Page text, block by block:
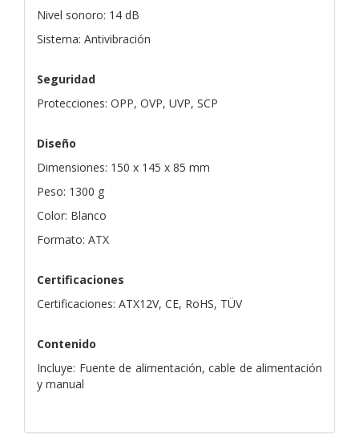
Nivel sonoro: 14 dB
Sistema: Antivibración
Seguridad
Protecciones: OPP, OVP, UVP, SCP
Diseño
Dimensiones: 150 x 145 x 85 mm
Peso: 1300 g
Color: Blanco
Formato: ATX
Certificaciones
Certificaciones: ATX12V, CE, RoHS, TÜV
Contenido
Incluye: Fuente de alimentación, cable de alimentación
y manual